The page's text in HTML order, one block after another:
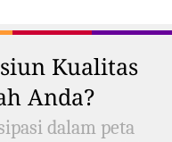
Kualitas
Anda?
dalam peta